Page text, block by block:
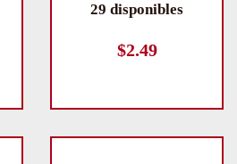
29 disponibles
$2.49